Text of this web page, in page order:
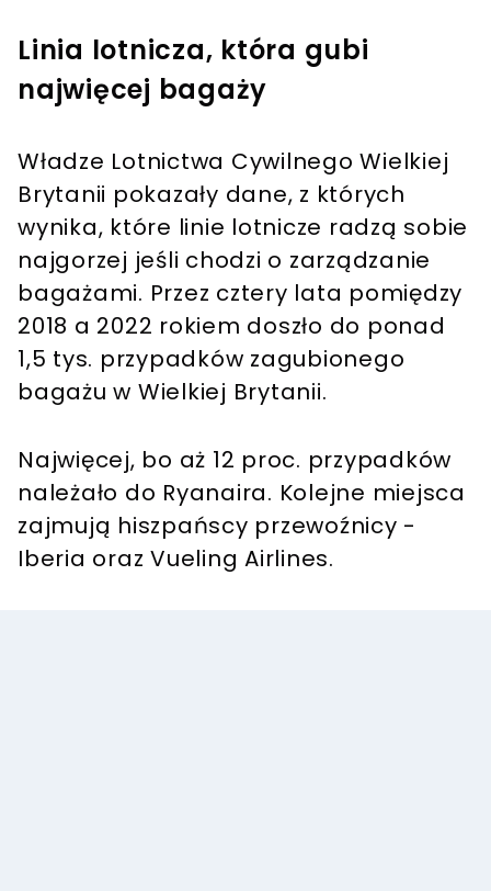
Linia lotnicza, która gubi
najwięcej bagaży
Władze Lotnictwa Cywilnego Wielkiej
Brytanii pokazały dane, z których
wynika, które linie lotnicze radzą sobie
najgorzej jeśli chodzi o zarządzanie
bagażami. Przez cztery lata pomiędzy
2018 a 2022 rokiem doszło do ponad
1,5 tys. przypadków zagubionego
bagażu w Wielkiej Brytanii.
Najwięcej, bo aż 12 proc. przypadków
należało do Ryanaira. Kolejne miejsca
zajmują hiszpańscy przewoźnicy -
Iberia oraz Vueling Airlines.